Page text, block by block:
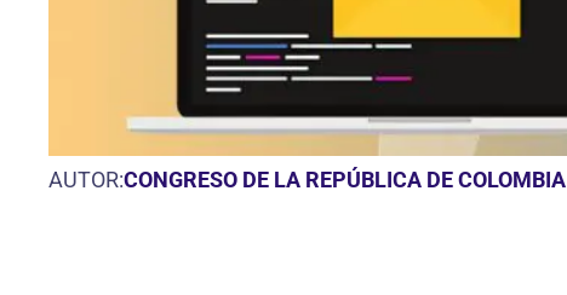
AUTOR:CONGRESO DE LA REPÚBLICA DE COLOMBIA